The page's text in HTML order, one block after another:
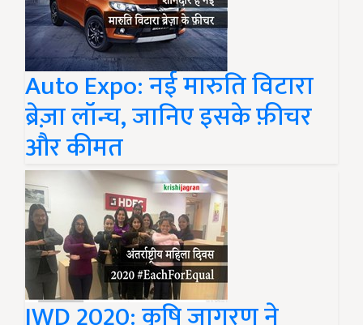
Auto Expo: नई मारुति विटारा
ब्रेज़ा लॉन्च, जानिए इसके फ़ीचर
और कीमत